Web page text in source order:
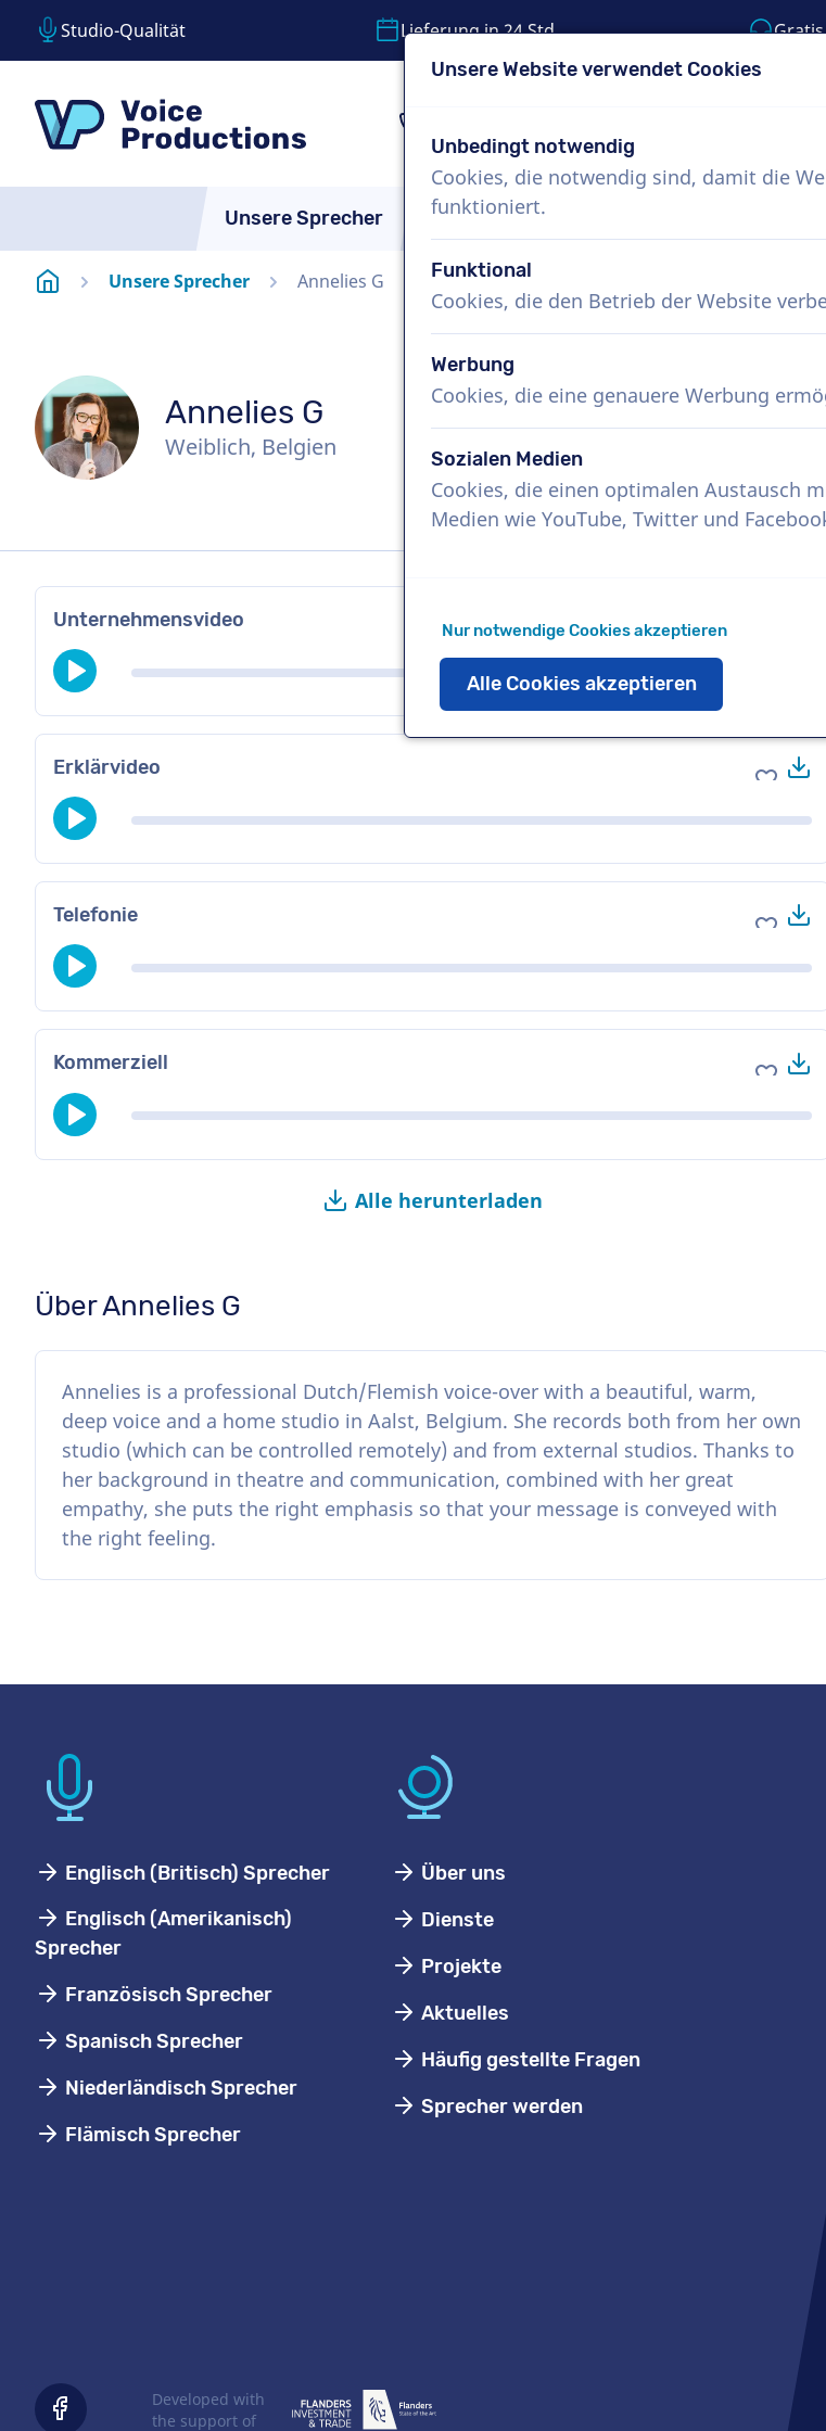
Studio-Qualität Lieferung in 24 Std.
Unsere Sprecher Über uns
StartseiteUnsere Sprecher Annelies G
Annelies G
Weiblich, Belgien
Unternehmensvideo
Erklärvideo Zu
Telefonie Zu
Kommerziell Zu
Alle herunterladen
Über Annelies G
Annelies is a professional Dutch/Flemish voice-over with a beautiful, warm,
deep voice and a home studio in Aalst, Belgium. She records both from her own
studio (which can be controlled remotely) and from external studios. Thanks to
her background in theatre and communication, combined with her great
empathy, she puts the right emphasis so that your message is conveyed with
the right feeling.
Englisch (Britisch) Sprecher
Englisch (Amerikanisch)
Sprecher
Französisch Sprecher
Spanisch Sprecher
Niederländisch Sprecher
Flämisch Sprecher
Über uns
Dienste
Projekte
Aktuelles
Häufig gestellte Fragen
Sprecher werden
Developed with
the support of
Unsere Website verwendet Cookies
Unbedingt notwendig
Cookies, die notwendig sind, damit die
funktioniert.
Funktional
Cookies, die den Betrieb der Website
Werbung
Cookies, die eine genauere Werbung
Sozialen Medien
Cookies, die einen optimalen Austausch
Medien wie YouTube, Twitter und
Nur notwendige Cookies akzeptieren
Alle Cookies akzeptieren